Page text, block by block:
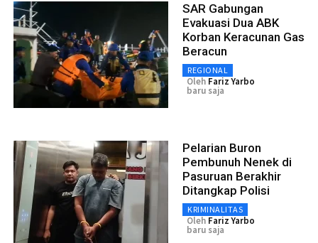
SAR Gabungan
Evakuasi Dua ABK
Korban Keracunan Gas
Beracun
REGIONAL
Oleh Fariz Yarbo
baru saja
Pelarian Buron
Pembunuh Nenek di
Pasuruan Berakhir
Ditangkap Polisi
KRIMINALITAS
Oleh Fariz Yarbo
baru saja